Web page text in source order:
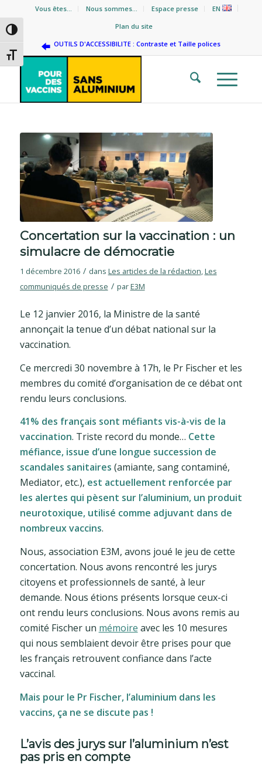
Passer en contraste élevé
Changer la taille de la police
Vous êtes… Nous sommes… Espace presse
EN
Plan du site
OUTILS D'ACCESSIBILITE : Contraste et Taille polices
Concertation sur la vaccination : un
simulacre de démocratie
1 décembre 2016 / dans Les articles de la rédaction,Les
communiqués de presse / parE3M
Le 12 janvier 2016, la Ministre de la santé
annonçait la tenue d’un débat national sur la
vaccination.
Ce mercredi 30 novembre à 17h, le Pr Fischer et les
membres du comité d’organisation de ce débat ont
rendu leurs conclusions.
41% des français sont méfiants vis-à-vis de la
vaccination. Triste record du monde… Cette
méfiance, issue d’une longue succession de
scandales sanitaires (amiante, sang contaminé,
Mediator, etc.), est actuellement renforcée par
les alertes qui pèsent sur l’aluminium, un produit
neurotoxique, utilisé comme adjuvant dans de
nombreux vaccins.
Nous, association E3M, avons joué le jeu de cette
concertation. Nous avons rencontré les jurys
citoyens et professionnels de santé, à leur
demande. Nous étions présents lorsque ceux-ci
ont rendu leurs conclusions. Nous avons remis au
comité Fischer un mémoire avec les 10 mesures
qui nous semblaient devoir être prises pour que
les français retrouvent confiance dans l’acte
vaccinal.
Mais pour le Pr Fischer, l’aluminium dans les
vaccins, ça ne se discute pas !
L’avis des jurys sur l’aluminium n’est
pas pris en compte